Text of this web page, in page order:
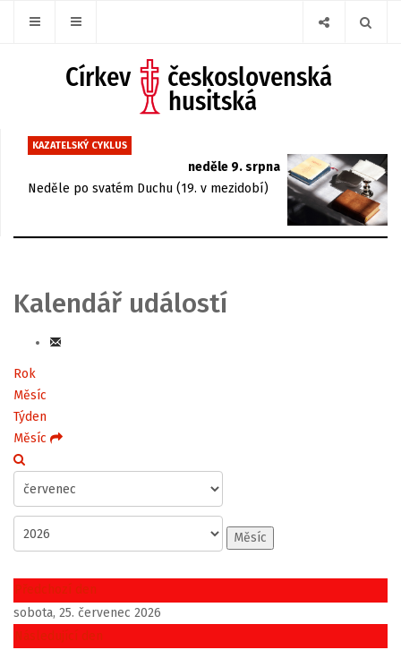
KAZATELSKÝ CYKLUS
neděle 9. srpna
Neděle po svatém Duchu (19. v mezidobí)
Kalendář událostí
Rok
Měsíc
Týden
Měsíc
Měsíc
Předchozí den
sobota, 25. červenec 2026
Následující den